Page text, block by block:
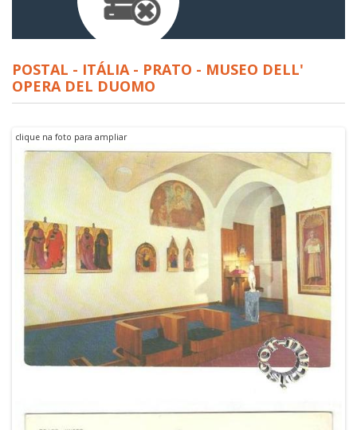
POSTAL - ITÁLIA - PRATO - MUSEO DELL'
OPERA DEL DUOMO
clique na foto para ampliar